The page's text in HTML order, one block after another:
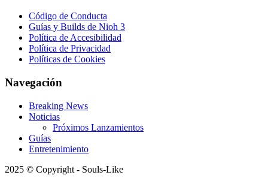
Código de Conducta
Guías y Builds de Nioh 3
Política de Accesibilidad
Política de Privacidad
Políticas de Cookies
Navegación
Breaking News
Noticias
Próximos Lanzamientos
Guías
Entretenimiento
2025 © Copyright - Souls-Like